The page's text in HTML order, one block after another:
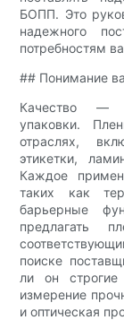
БОПП. Это
надежного
потребностям
## Понимание
Качество —
упаковки.
отраслях,
этикетки,
Каждое
таких как
барьерные
предлагать
поиске
ли он строгие
измерение
и оптическая